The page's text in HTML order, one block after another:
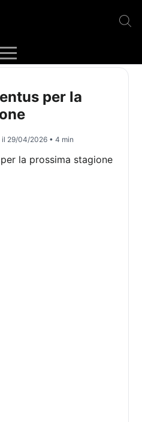
per la
il 29/04/2026 • 4 min